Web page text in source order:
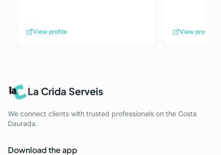
View profile View profile
La Crida Serveis
We connect clients with trusted professionals on the Costa
Daurada.
Download the app